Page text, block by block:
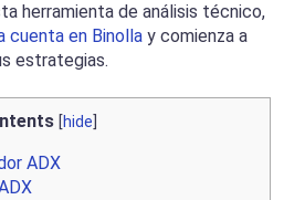
herramienta de análisis técnico,
cuenta en Binolla y comienza a
estrategias.
[hide
ADX